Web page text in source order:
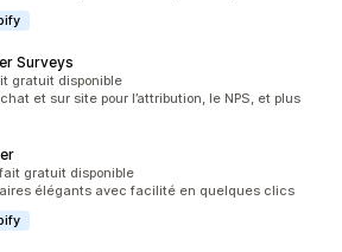
Surveys
gratuit disponible
et sur site pour l’attribution, le NPS, et plus
gratuit disponible
élégants avec facilité en quelques clics